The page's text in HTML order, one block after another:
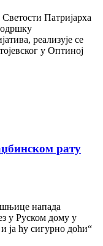
Патријарха
реализује се
у Оптиној
рату
напада
у Руском дому у
ја ћу сигурно доћи“